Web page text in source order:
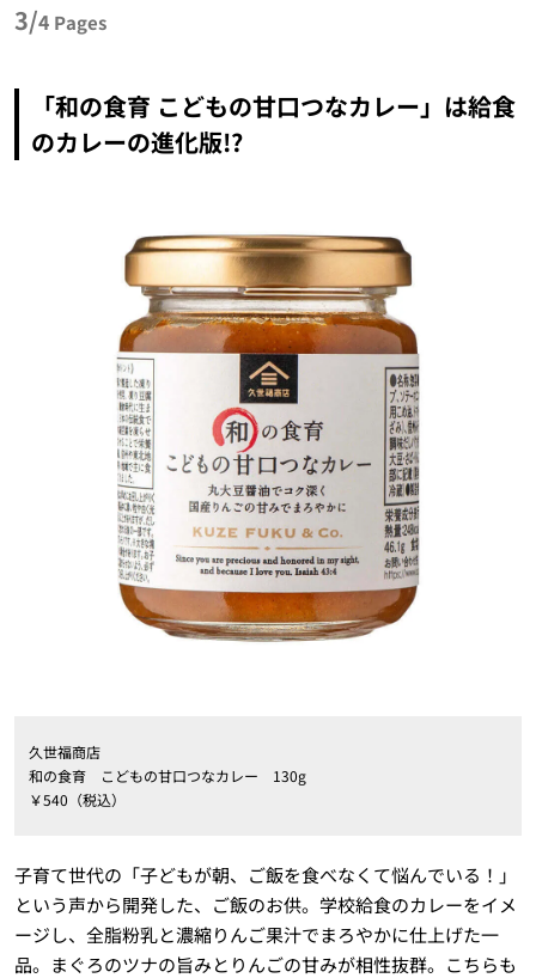
3/4 Pages
「和の食育 こどもの甘口つなカレー」は給食
のカレーの進化版!?
久世福商店
和の食育 こどもの甘口つなカレー 130g
￥540（税込）
子育て世代の「子どもが朝、ご飯を食べなくて悩んでいる！」
という声から開発した、ご飯のお供。学校給食のカレーをイメ
ージし、全脂粉乳と濃縮りんご果汁でまろやかに仕上げた一
品。まぐろのツナの旨みとりんごの甘みが相性抜群。こちらも